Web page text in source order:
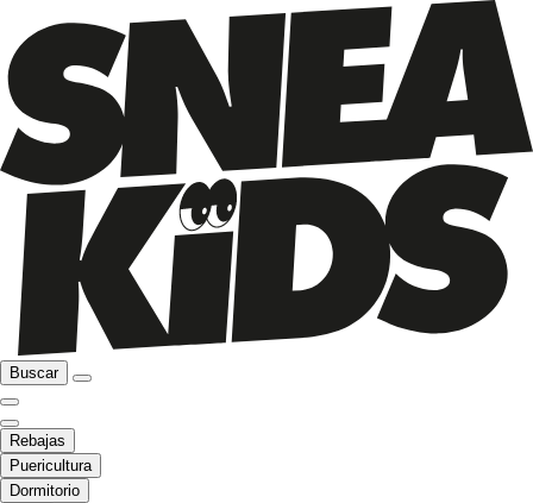
Buscar
Rebajas
Puericultura
Dormitorio